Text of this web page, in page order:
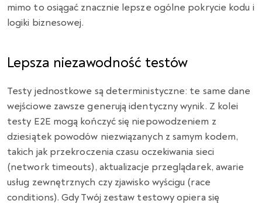
mimo to osiągać znacznie lepsze ogólne pokrycie kodu i
logiki biznesowej.
Lepsza niezawodność testów
Testy jednostkowe są deterministyczne: te same dane
wejściowe zawsze generują identyczny wynik. Z kolei
testy E2E mogą kończyć się niepowodzeniem z
dziesiątek powodów niezwiązanych z samym kodem,
takich jak przekroczenia czasu oczekiwania sieci
(network timeouts), aktualizacje przeglądarek, awarie
usług zewnętrznych czy zjawisko wyścigu (race
conditions). Gdy Twój zestaw testowy opiera się